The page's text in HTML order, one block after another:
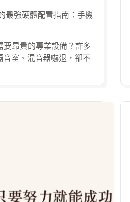
最強硬體配置指南：手機
要昂貴的專業設備？許多
室、混音器嚇退，卻不